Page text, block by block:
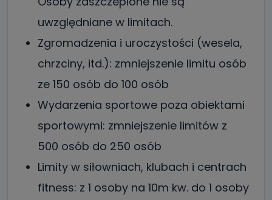
uwzględniane w limitach.
Zgromadzenia i uroczystości (wesela,
chrzciny, itd.): zmniejszenie limitu osób
ze 150 osób do 100 osób
Wydarzenia sportowe poza obiektami
sportowymi: zmniejszenie limitów z
500 osób do 250 osób
Limity w siłowniach, klubach i centrach
fitness: z 1 osoby na 10m kw. do 1 osoby